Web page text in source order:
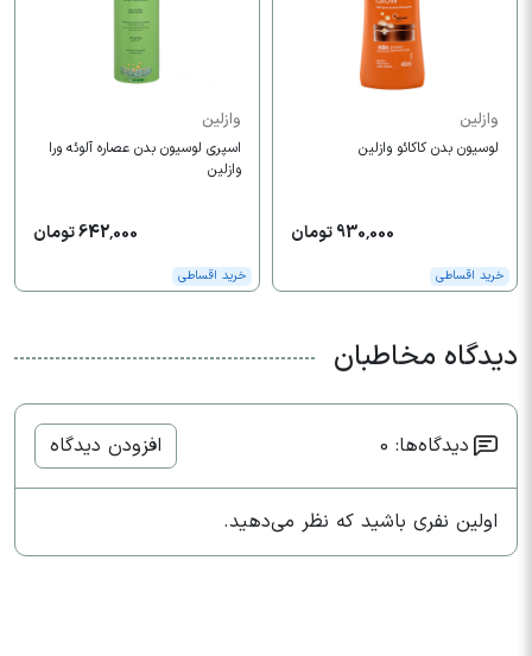
وازلین
لوسیون بدن کاکائو وازلین
930,000 تومان
خرید اقساطی
وازلین
اسپری لوسیون بدن عصاره آلوئه ورا
وازلین
642,000 تومان
خرید اقساطی
دیدگاه مخاطبان
دیدگاه‌ها: 0 افزودن دیدگاه
اولین نفری باشید که نظر می‌دهید.